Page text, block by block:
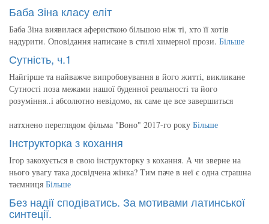
Баба Зіна класу еліт
Баба Зіна виявилася аферисткою більшою ніж ті, хто її хотів
надурити. Оповідання написане в стилі химерної прози. Більше
Сутність, ч.1
Найгірше та найважче випробовування в його житті, викликане
Сутності поза межами нашої буденної реальності та його
розуміння..і абсолютно невідомо, як саме це все завершиться
натхнено переглядом фільма "Воно" 2017-го року Більше
Інструкторка з кохання
Ігор закохується в свою інструкторку з кохання. А чи зверне на
нього увагу така досвідчена жінка? Тим паче в неї є одна страшна
таємниця Більше
Без надії сподіватись. За мотивами латинської
синтеції.